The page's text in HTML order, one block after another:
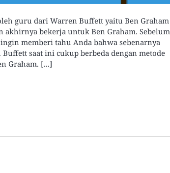
guru dari Warren Buffett yaitu Ben Graham
akhirnya bekerja untuk Ben Graham. Sebelum
memberi tahu Anda bahwa sebenarnya
saat ini cukup berbeda dengan metode
Graham. […]